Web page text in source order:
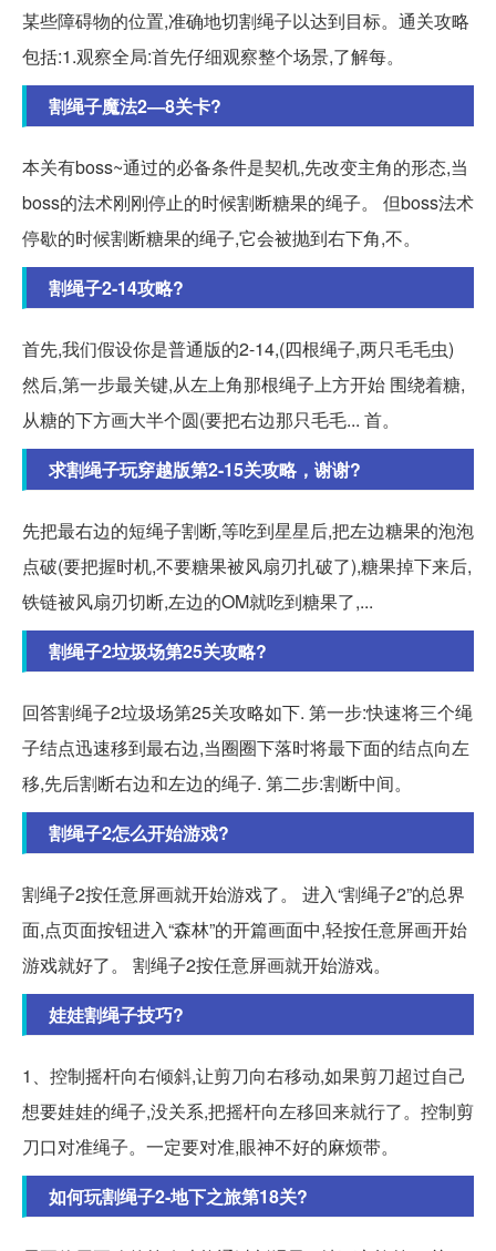
某些障碍物的位置,准确地切割绳子以达到目标。通关攻略
包括:1.观察全局:首先仔细观察整个场景,了解每。
割绳子魔法2―8关卡?
本关有boss~通过的必备条件是契机,先改变主角的形态,当
boss的法术刚刚停止的时候割断糖果的绳子。 但boss法术
停歇的时候割断糖果的绳子,它会被抛到右下角,不。
割绳子2-14攻略?
首先,我们假设你是普通版的2-14,(四根绳子,两只毛毛虫)
然后,第一步最关键,从左上角那根绳子上方开始 围绕着糖,
从糖的下方画大半个圆(要把右边那只毛毛... 首。
求割绳子玩穿越版第2-15关攻略，谢谢?
先把最右边的短绳子割断,等吃到星星后,把左边糖果的泡泡
点破(要把握时机,不要糖果被风扇刃扎破了),糖果掉下来后,
铁链被风扇刃切断,左边的OM就吃到糖果了,...
割绳子2垃圾场第25关攻略?
回答割绳子2垃圾场第25关攻略如下. 第一步:快速将三个绳
子结点迅速移到最右边,当圈圈下落时将最下面的结点向左
移,先后割断右边和左边的绳子. 第二步:割断中间。
割绳子2怎么开始游戏?
割绳子2按任意屏画就开始游戏了。 进入“割绳子2”的总界
面,点页面按钮进入“森林”的开篇画面中,轻按任意屏画开始
游戏就好了。 割绳子2按任意屏画就开始游戏。
娃娃割绳子技巧?
1、控制摇杆向右倾斜,让剪刀向右移动,如果剪刀超过自己
想要娃娃的绳子,没关系,把摇杆向左移回来就行了。控制剪
刀口对准绳子。一定要对准,眼神不好的麻烦带。
如何玩割绳子2-地下之旅第18关?